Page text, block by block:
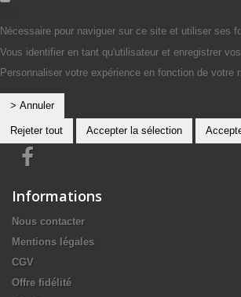
Nécessaire pour naviguer sur ce site et utiliser ses
Vous identifier en tant qu'utilisateur et enregistrer vos
Personnaliser votre expérience en fonction de votre
> Annuler
Rejeter tout Accepter la sélection
Informations
Nous contacter
Mentions légales
CGV
Offre fidélité